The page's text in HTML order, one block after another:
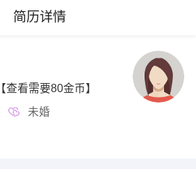
简历详情
【查看需要80金币】
未婚